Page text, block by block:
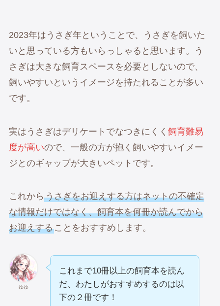
2023年はうさぎ年ということで、うさぎを飼いた
いと思っている方もいらっしゃると思います。う
さぎは大きな飼育スペースを必要としないので、
飼いやすいというイメージを持たれることが多い
です。
実はうさぎはデリケートでなつきにくく 飼育難易
度が高いので、一般の方が抱く飼いやすいイメー
ジとのギャップが大きいペットです。
これから うさぎをお迎えする方はネットの不確定
な情報だけではなく、飼育本を何冊か読んでから
お迎えすることをおすすめします。
ゆゆ
これまで10冊以上の飼育本を読ん
だ、わたしがおすすめするのは以
下の２冊です！